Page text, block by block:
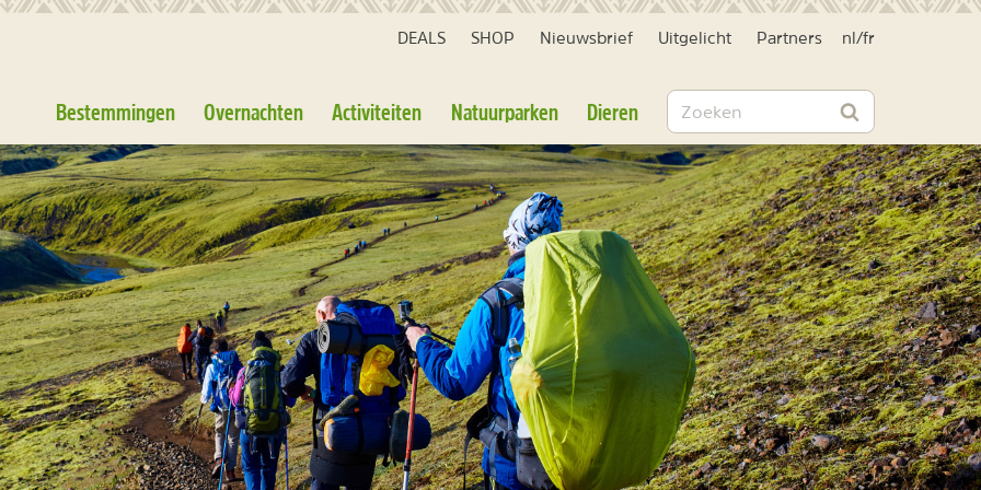
DEALS SHOP Nieuwsbrief Uitgelicht Partners nl /fr
Bestemmingen Overnachten Activiteiten Natuurparken Dieren Zoeken
Zoeken